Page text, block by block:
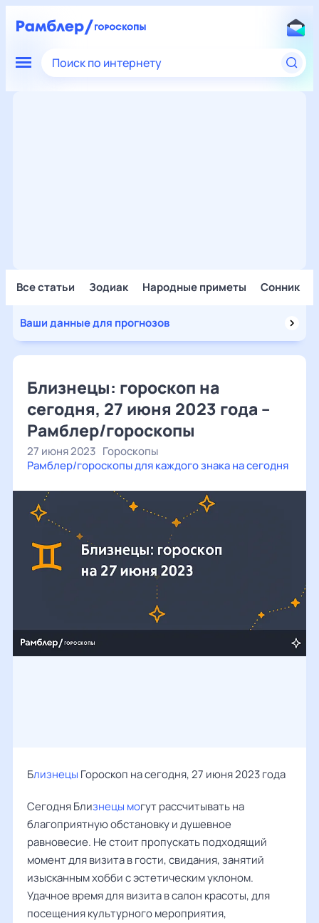
Поиск по интернету
Все статьи Зодиак Народные приметы Сонник
Ваши данные для прогнозов
Близнецы: гороскоп на
сегодня, 27 июня 2023 года –
Рамблер/гороскопы
27 июня 2023 Гороскопы
Рамблер/гороскопы для каждого знака на сегодня
Близнецы Гороскоп на сегодня, 27 июня 2023 года
Сегодня Близнецы могут рассчитывать на
благоприятную обстановку и душевное
равновесие. Не стоит пропускать подходящий
момент для визита в гости, свидания, занятий
изысканным хобби с эстетическим уклоном.
Удачное время для визита в салон красоты, для
посещения культурного мероприятия,